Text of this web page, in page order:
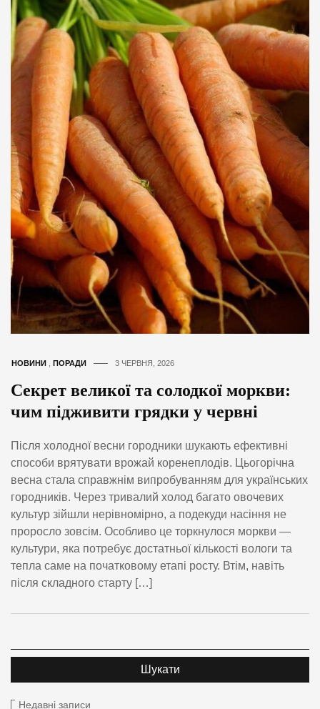
НОВИНИ ПОРАДИ 3 ЧЕРВНЯ, 2026
Секрет великої та солодкої моркви:
чим підживити грядки у червні
Після холодної весни городники шукають ефективні
способи врятувати врожай коренеплодів. Цьогорічна
весна стала справжнім випробуванням для українських
городників. Через тривалий холод багато овочевих
культур зійшли нерівномірно, а подекуди насіння не
проросло зовсім. Особливо це торкнулося моркви —
культури, яка потребує достатньої кількості вологи та
тепла саме на початковому етапі росту. Втім, навіть
після складного старту […]
Недавні записи